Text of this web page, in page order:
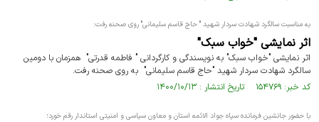
به مناسبت سالگرد شهادت سردار شهید " حاج قاسم سلیمانی" روی صحنه رفت:
اثر نمایشی "خواب سبک"
اثر نمایشی "خواب سبک" به نویسندگی و کارگردانی " فاطمه قدرتی" همزمان با دومین
سالگرد شهادت سردار شهید "حاج قاسم سلیمانی" به روی صحنه رفت.
کد خبر: ۱۵۴۷۶۹ تاریخ انتشار : ۱۴۰۰/۱۰/۱۳
با حضور جانشین فرمانده سپاه جواد الائمه استان و معاون سیاسی و امنیتی استاندار رقم خورد؛